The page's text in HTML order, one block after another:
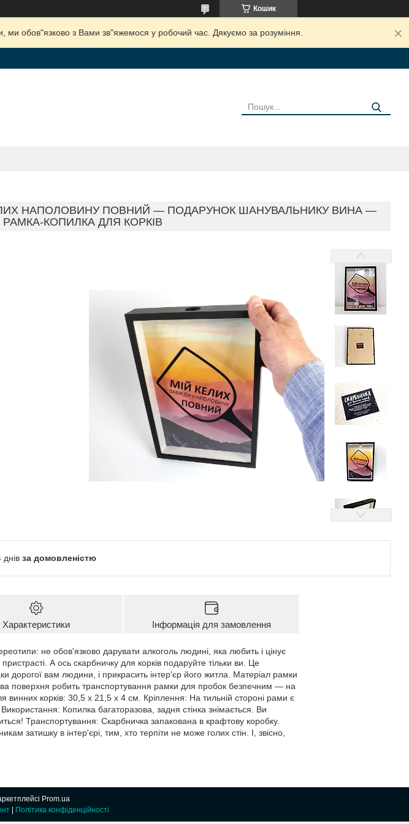
Кошик
обов"язково з Вами зв"яжемося у робочий час. Дякуємо за розуміння.
НАПОЛОВИНУ ПОВНИЙ — ПОДАРУНОК ШАНУВАЛЬНИКУ ВИНА —
РАМКА-КОПИЛКА ДЛЯ КОРКІВ
за домовленістю
Характеристики Інформація для замовлення
не обов'язково дарувати алкоголь людині, яка любить і цінує
А ось скарбничку для корків подаруйте тільки ви. Це
дорогої вам людини, і прикрасить інтер'єр його житла. Матеріал рамки
поверхня робить транспортування рамки для пробок безпечним — на
винних корків: 30,5 х 21,5 х 4 см. Кріплення: На тильній стороні рами є
Копилка багаторазова, задня стінка знімається. Ви
Транспортування: Скарбничка запакована в крафтову коробку.
затишку в інтер'єрі, тим, хто терпіти не може голих стін. І, звісно,
Prom.ua
| Політика конфіденційності